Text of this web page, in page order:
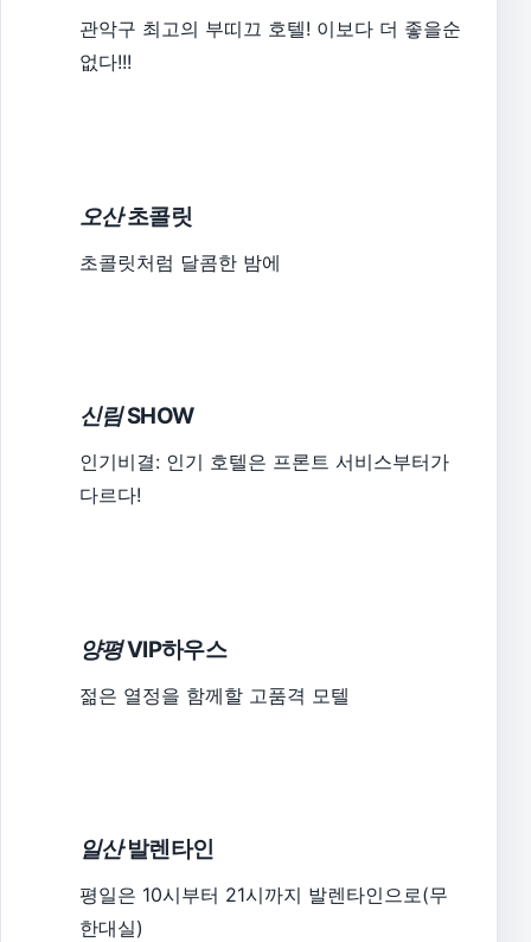
관악구 최고의 부띠끄 호텔! 이보다 더 좋을순
없다!!!
오산초콜릿
초콜릿처럼 달콤한 밤에
신림SHOW
인기비결: 인기 호텔은 프론트 서비스부터가
다르다!
양평VIP하우스
젊은 열정을 함께할 고품격 모텔
일산발렌타인
평일은 10시부터 21시까지 발렌타인으로(무
한대실)